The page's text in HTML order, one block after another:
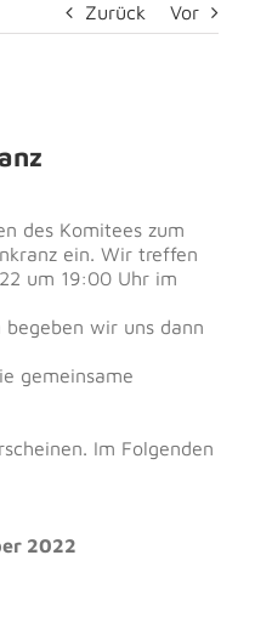
Zurück Vor
des Komitees zum
ein. Wir treffen
um 19:00 Uhr im
begeben wir uns dann
gemeinsame
Im Folgenden
2022